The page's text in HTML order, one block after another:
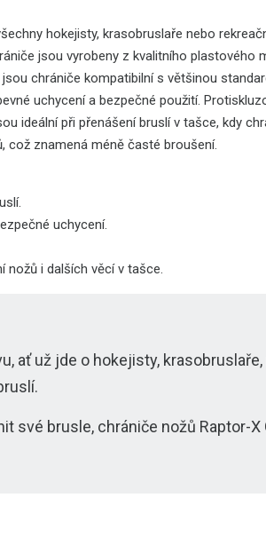
hokejisty, krasobruslaře nebo
jsou vyrobeny z kvalitního plastového
chrániče kompatibilní s většinou
uchycení a bezpečné použití.
ideální při přenášení bruslí v tašce, kdy
což znamená méně časté broušení.
uchycení.
nožů i dalších věcí v tašce.
ať už jde o hokejisty,
své brusle, chrániče nožů Raptor-X